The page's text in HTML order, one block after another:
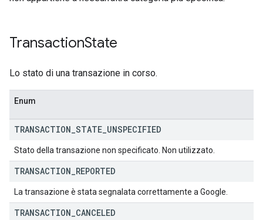
TransactionState
Lo stato di una transazione in corso.
Enum
TRANSACTION STATE UNSPECIFIED
Stato della transazione non specificato. Non utilizzato.
TRANSACTION REPORTED
La transazione è stata segnalata correttamente a Google.
TRANSACTION CANCELED